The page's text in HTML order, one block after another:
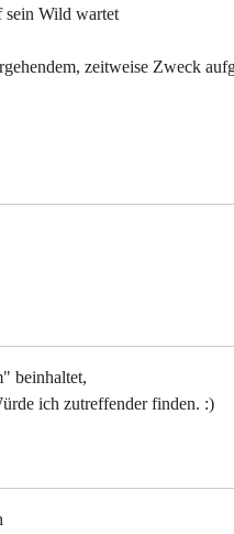
sein Wild wartet
zeitweise Zweck
beinhaltet,
ich zutreffender finden. :)